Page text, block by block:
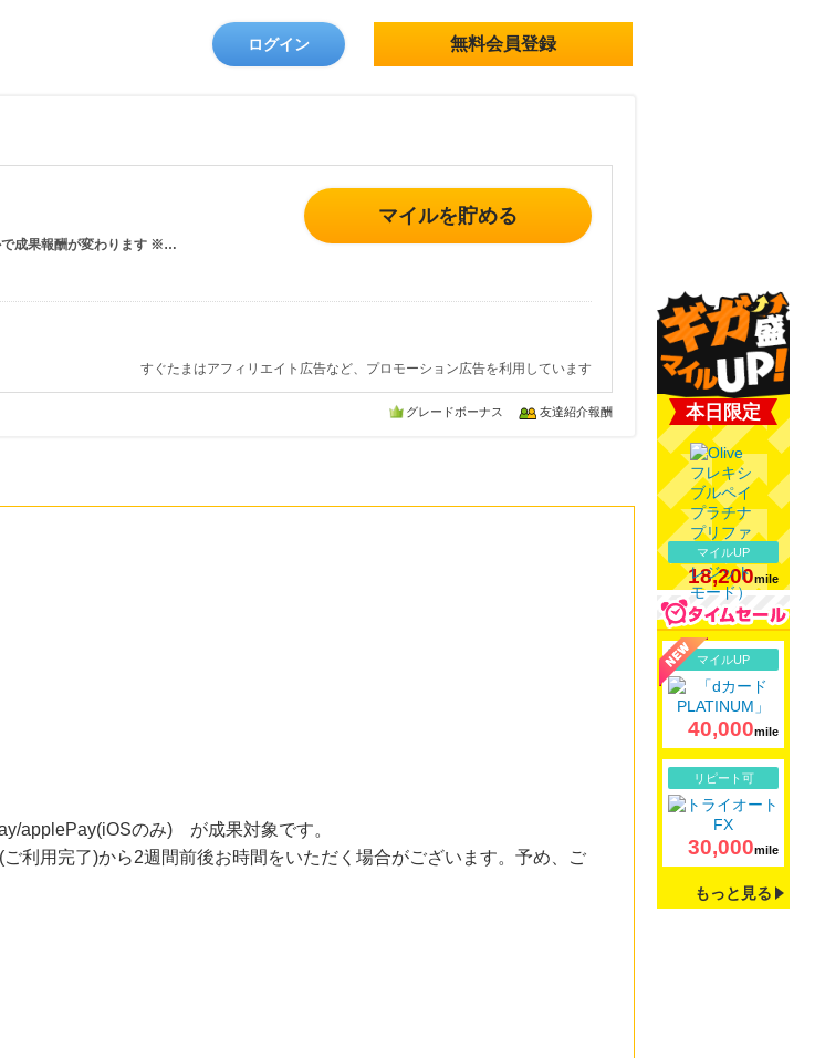
ログイン 無料会員登録
商品購入 ※新規購入か2回目以降の購入かで成果報酬が変わります ※成果報酬は日本語サイトの日本円決済時、WEB注文後14日以内の入金確認がされた時のみ計上されます。
マイルを貯める
すぐたまはアフィリエイト広告など、プロモーション広告を利用しています
グレードボーナス 友達紹介報酬
applePay(iOSのみ) が成果対象です。
利用完了)から2週間前後お時間をいただく場合がございます。予め、ご
本日限定
マイルUP
18,200mile
マイルUP
40,000mile
リピート可
30,000mile
もっと見る